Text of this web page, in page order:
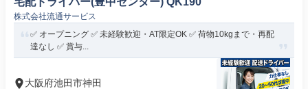
株式会社流通サービス
✅ オープニング ✅ 未経験歓迎・AT限定OK ✅ 荷物10kgまで・再配
達なし ✅ 賞与...
大阪府池田市神田